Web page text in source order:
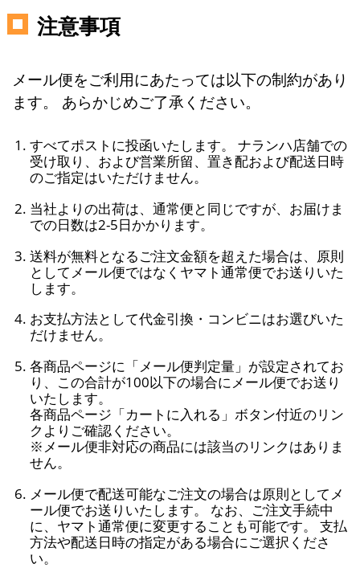
注意事項
メール便をご利用にあたっては以下の制約があり
ます。 あらかじめご了承ください。
すべてポストに投函いたします。 ナランハ店舗での
受け取り、および営業所留、置き配および配送日時
のご指定はいただけません。
当社よりの出荷は、通常便と同じですが、お届けま
での日数は2-5日かかります。
送料が無料となるご注文金額を超えた場合は、原則
としてメール便ではなくヤマト通常便でお送りいた
します。
お支払方法として代金引換・コンビニはお選びいた
だけません。
各商品ページに「メール便判定量」が設定されてお
り、この合計が100以下の場合にメール便でお送り
いたします。
各商品ページ「カートに入れる」ボタン付近のリン
クよりご確認ください。
※メール便非対応の商品には該当のリンクはありま
せん。
メール便で配送可能なご注文の場合は原則としてメ
ール便でお送りいたします。 なお、ご注文手続中
に、ヤマト通常便に変更することも可能です。 支払
方法や配送日時の指定がある場合にご選択くださ
い。